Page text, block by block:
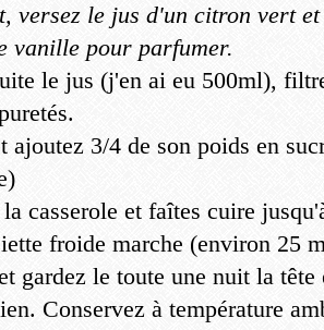
versez le jus d'un citron vert
vanille pour parfumer.
le jus (j'en ai eu 500ml),
ajoutez 3/4 de son poids en
casserole et faîtes cuire
froide marche (environ 25
gardez le toute une nuit la tête
Conservez à température